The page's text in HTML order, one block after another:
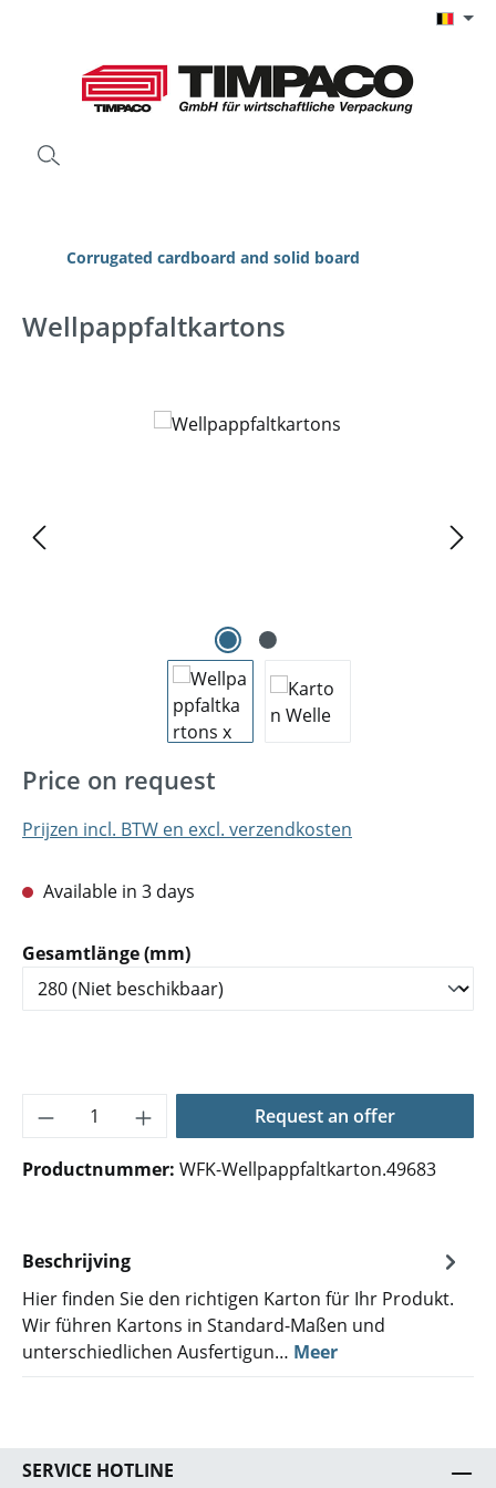
Corrugated cardboard and solid board
Wellpappfaltkartons
Afbeeldingengalerij overslaan
Price on request
Prijzen incl. BTW en excl. verzendkosten
Available in 3 days
Selecteer
Gesamtlänge (mm)
Producthoeveelheid: Voer de gewenste
Request an offer
Productnummer: WFK-Wellpappfaltkarton.49683
Beschrijving
Hier finden Sie den richtigen Karton für Ihr Produkt.
Wir führen Kartons in Standard-Maßen und
unterschiedlichen Ausfertigun… Meer
SERVICE HOTLINE